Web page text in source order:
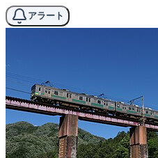
アラート